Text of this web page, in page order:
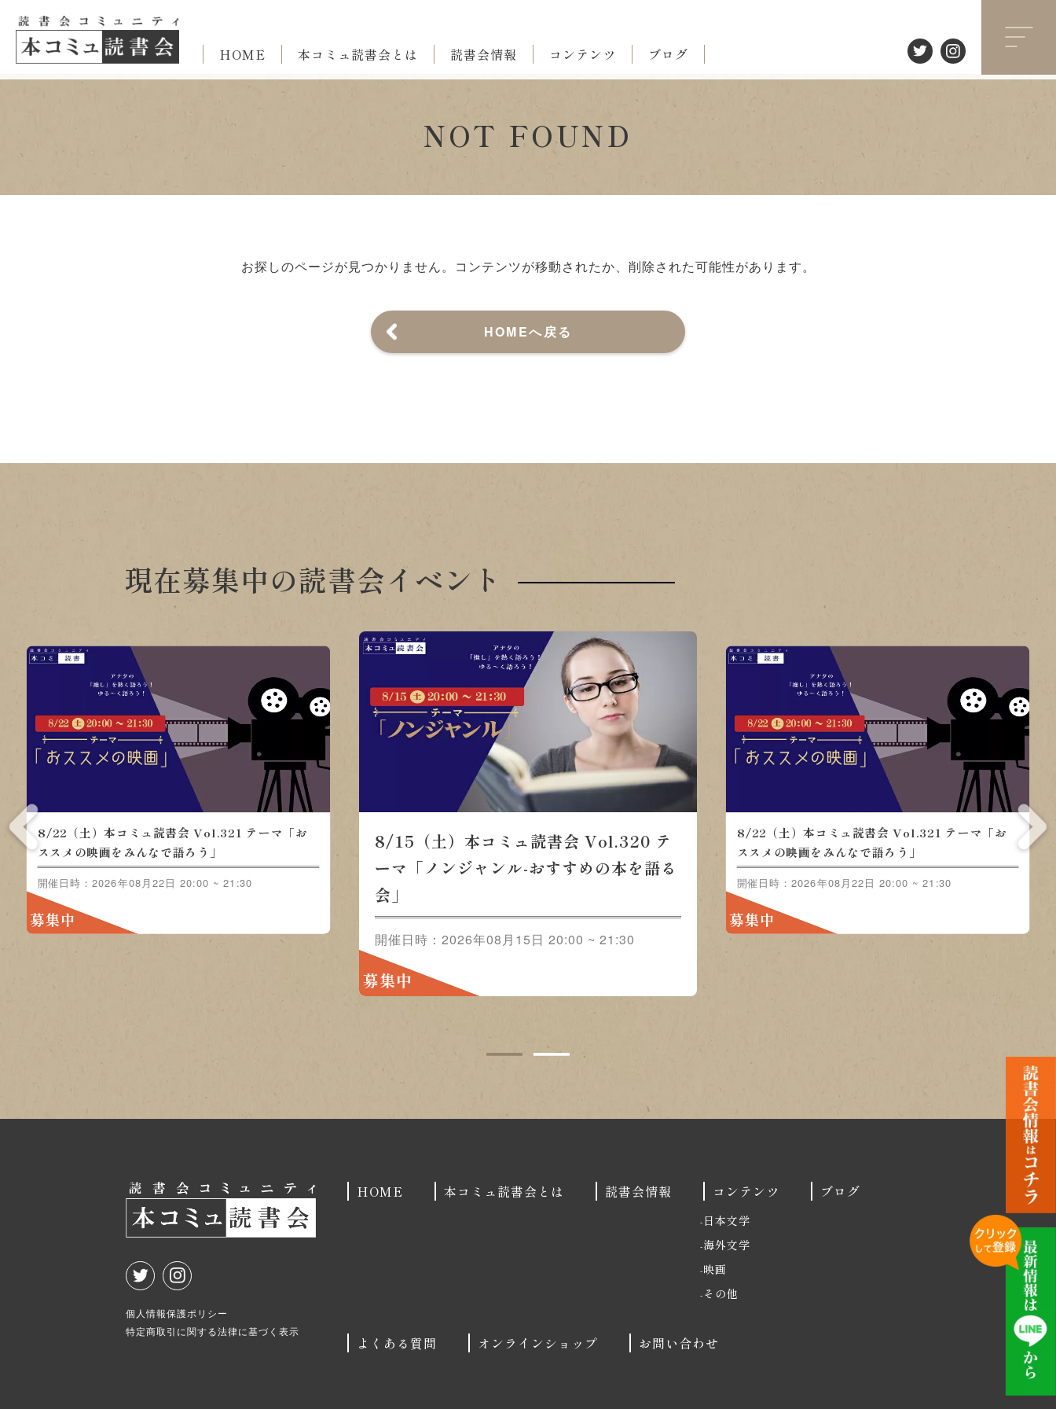
HOME 本コミュ読書会とは 読書会情報 コンテンツ ブログ
NOT FOUND
お探しのページが見つかりません。 コンテンツが移動されたか、削除された可能性があります。
HOMEへ戻る
現在募集中の読書会イベント
8/22（土）本コミュ読書会 Vol.321 テーマ「お
ススメの映画をみんなで語ろう」
開催日時：2026年08月22日 20:00 ~ 21:30
募集中
8/15（土）本コミュ読書会 Vol.320 テ
ーマ「ノンジャンル-おすすめの本を語る
会」
開催日時：2026年08月15日 20:00 ~ 21:30
募集中
8/22（土）本コミュ読書会 Vol.321 テーマ「お
ススメの映画をみんなで語ろう」
開催日時：2026年08月22日 20:00 ~ 21:30
募集中
個人情報保護ポリシー
特定商取引に関する法律に基づく表示
HOME 本コミュ読書会とは 読書会情報 コンテンツ
日本文学
海外文学
映画
その他
ブログ
よくある質問 オンラインショップ お問い合わせ